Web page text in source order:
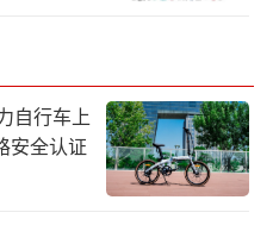
）的统计数据显示，
体产业销售额累计达
长18.3%，环比增长6.
年每个月全球半导体
自行车上
安全认证